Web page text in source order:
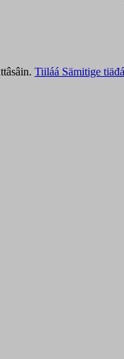
Tiiláá Sämitige